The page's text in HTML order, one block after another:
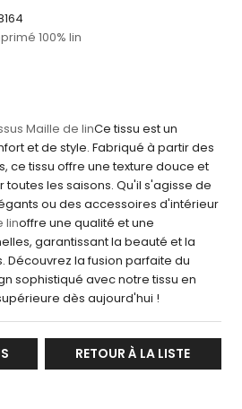
100% lin
Maille de linCe tissu est un
et de style. Fabriqué à partir des
ce tissu offre une texture douce et
les saisons. Qu'il s'agisse de
ou des accessoires d'intérieur
linoffre une qualité et une
garantissant la beauté et la
Découvrez la fusion parfaite du
sophistiqué avec notre tissu en
dès aujourd'hui !
RETOUR À LA LISTE